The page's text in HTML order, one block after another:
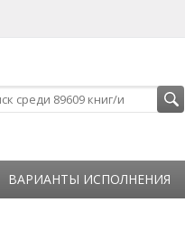
ВАРИАНТЫ ИСПОЛНЕНИЯ